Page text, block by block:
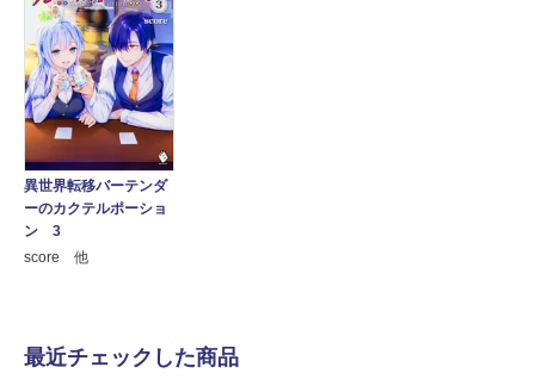
異世界転移バーテンダ
ーのカクテルポーショ
ン 3
score 他
最近チェックした商品